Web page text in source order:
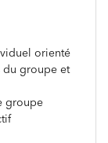
orienté
du groupe et
groupe